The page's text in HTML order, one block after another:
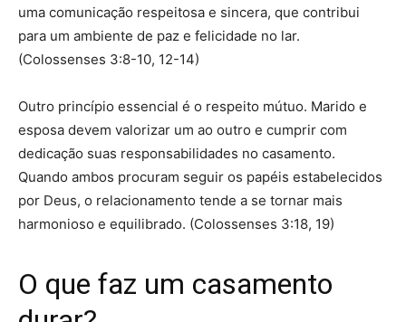
uma comunicação respeitosa e sincera, que contribui
para um ambiente de paz e felicidade no lar.
(Colossenses 3:8-10, 12-14)
Outro princípio essencial é o respeito mútuo. Marido e
esposa devem valorizar um ao outro e cumprir com
dedicação suas responsabilidades no casamento.
Quando ambos procuram seguir os papéis estabelecidos
por Deus, o relacionamento tende a se tornar mais
harmonioso e equilibrado. (Colossenses 3:18, 19)
O que faz um casamento